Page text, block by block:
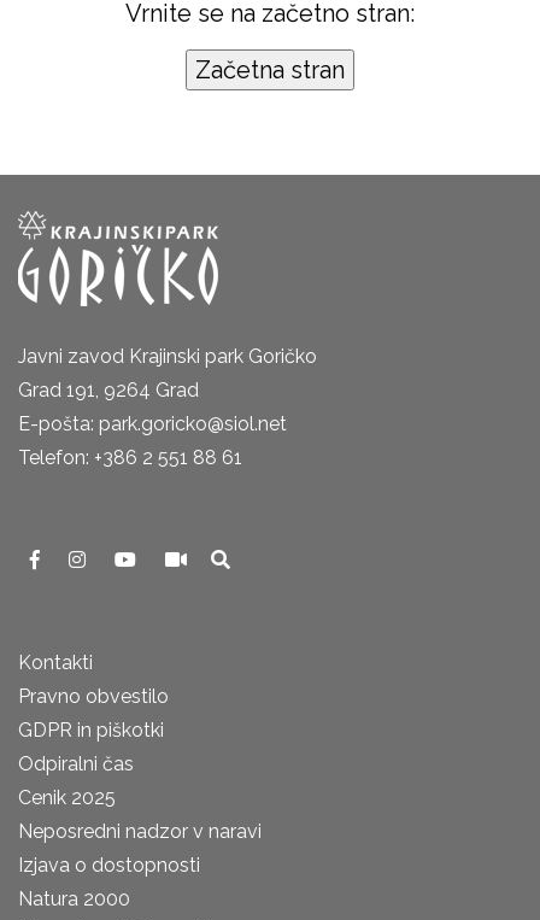
Vrnite se na začetno stran:
Javni zavod Krajinski park Goričko
Grad 191, 9264 Grad
E-pošta: park.goricko@siol.net
Telefon: +386 2 551 88 61
Kontakti
Pravno obvestilo
GDPR in piškotki
Odpiralni čas
Cenik 2025
Neposredni nadzor v naravi
Izjava o dostopnosti
Natura 2000